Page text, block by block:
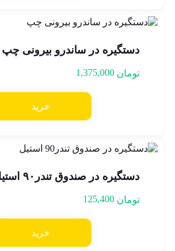
دستگيره در ساندرو بیرونی چپ
تومان
خرید
دستگیره در صندوق تندر۹۰ استیل
تومان
خرید